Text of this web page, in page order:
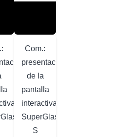
Com.:
presentación
de la
pantalla
interactiva
SuperGlass+
S